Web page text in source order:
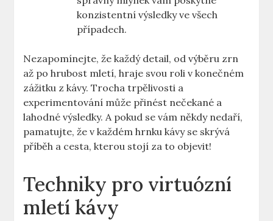
konzistentní výsledky ⁤ve všech
případech.
Nezapomínejte, že každý detail, ⁣od výběru zrn
až po ​hrubost mletí, hraje svou roli v konečném
zážitku‍ z kávy. Trocha trpělivosti a
experimentování může přinést nečekané a
lahodné výsledky. A pokud se vám někdy nedaří,⁤
pamatujte, že v každém hrnku kávy se skrývá
příběh a ⁢cesta, kterou stojí za to objevit!
Techniky ⁤pro⁢ virtuózní
mletí kávy